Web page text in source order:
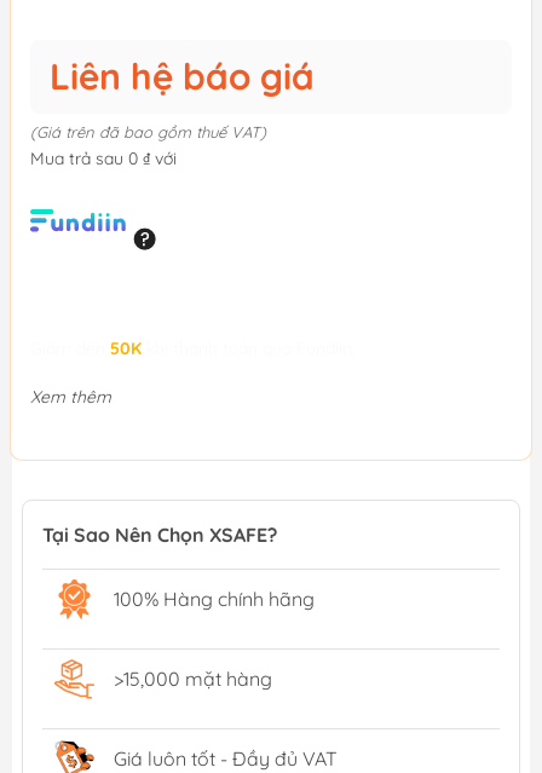
Liên hệ báo giá
(Giá trên đã bao gồm thuế VAT)
Mua trả sau 0 ₫ với
50K
Xem thêm
Tại Sao Nên Chọn XSAFE?
100% Hàng chính hãng
>15,000 mặt hàng
Giá luôn tốt - Đầy đủ VAT